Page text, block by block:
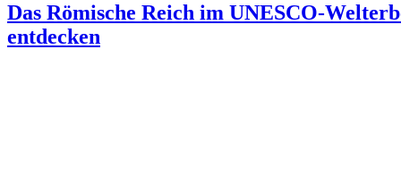
Das Römische Reich im UNESCO-
entdecken